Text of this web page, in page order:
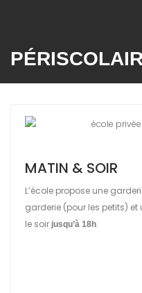
MATIN & SOIR
L’école propose une
garderie (pour les petits)
le soir jusqu’à 18h.